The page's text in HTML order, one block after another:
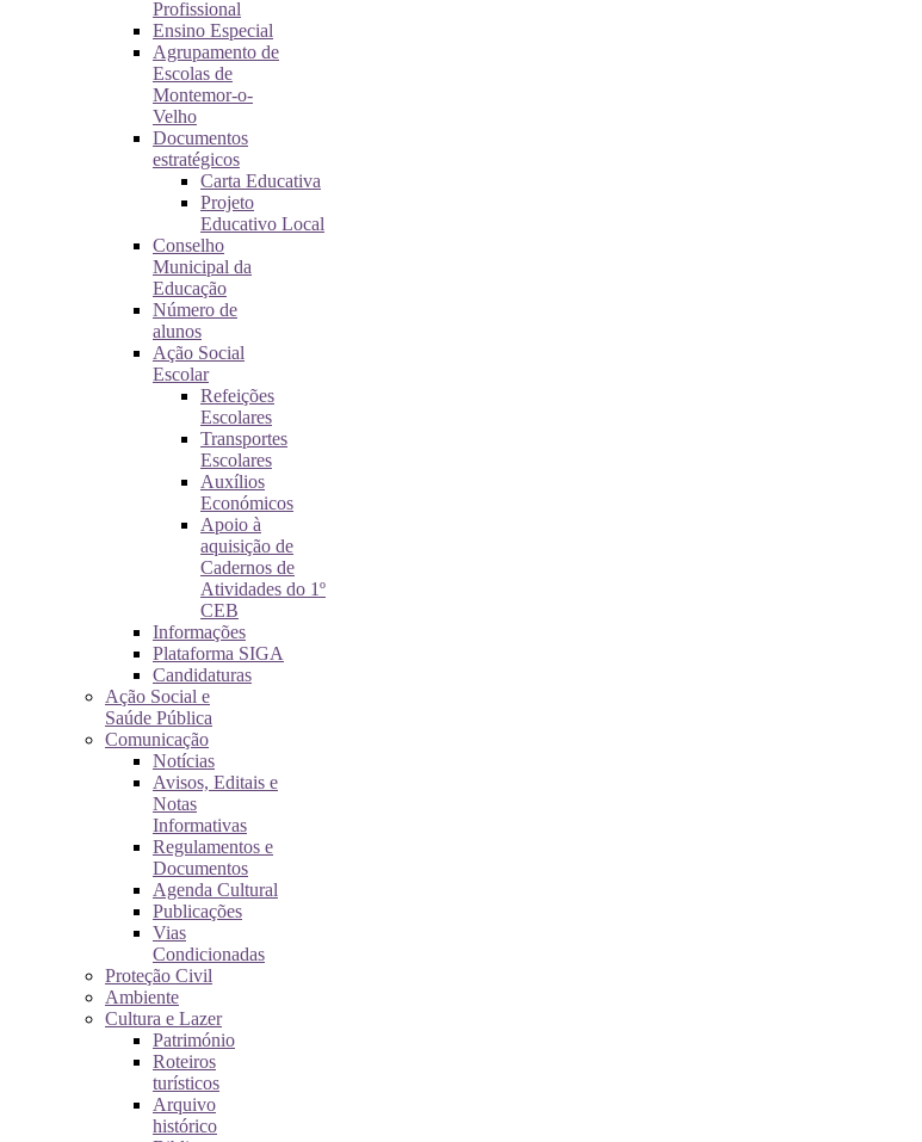
Profissional
Ensino Especial
Agrupamento de
Escolas de
Montemor-o-
Velho
Documentos
estratégicos
Carta Educativa
Projeto
Educativo Local
Conselho
Municipal da
Educação
Número de
alunos
Ação Social
Escolar
Refeições
Escolares
Transportes
Escolares
Auxílios
Económicos
Apoio à
aquisição de
Cadernos de
Atividades do 1º
CEB
Informações
Plataforma SIGA
Candidaturas
Ação Social e
Saúde Pública
Comunicação
Notícias
Avisos, Editais e
Notas
Informativas
Regulamentos e
Documentos
Agenda Cultural
Publicações
Vias
Condicionadas
Proteção Civil
Ambiente
Cultura e Lazer
Património
Roteiros
turísticos
Arquivo
histórico